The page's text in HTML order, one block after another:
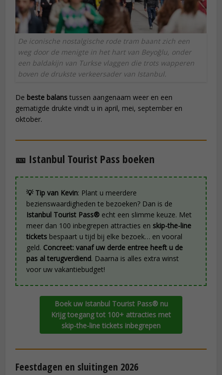
De iconische nostalgische rode tram baant zich een
weg door de menigte in het hart van Beyoğlu, onder
een baldakijn van Turkse vlaggen die trots wapperen
boven de drukste verkeersader van Istanbul.
De beste balans tussen aangenaam weer en een
gematigde drukte vindt u in april, mei, september en
oktober.
🎫 Istanbul Tourist Pass boeken
💡 Tip van Kevin: Plant u meerdere
bezienswaardigheden te bezoeken? Dan is de
Istanbul Tourist Pass® echt een slimme keuze. Met
meer dan 100 inbegrepen attracties en skip-the-line
tickets bespaart u tijd bij elke bezoek… en vooral
geld. Concreet: vanaf uw derde entree heeft u de
pas al terugverdiend. Daarna is alles extra winst
voor uw vakantiebudget!
Boek uw Istanbul Tourist Pass® nu
Krijg toegang tot 100+ attracties met
skip-the-line tickets inbegrepen
Feestdagen en sluitingen 2026